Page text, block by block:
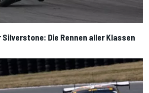
Die Rennen aller Klassen